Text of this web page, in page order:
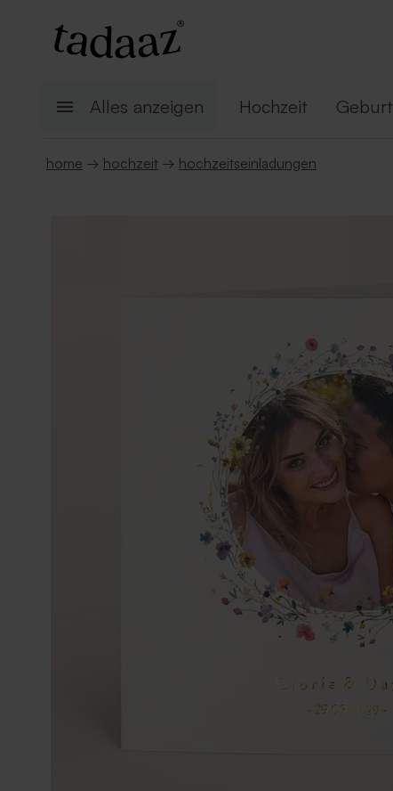
Alles anzeigen Hochzeit Geburt
home → hochzeit → hochzeitseinladungen